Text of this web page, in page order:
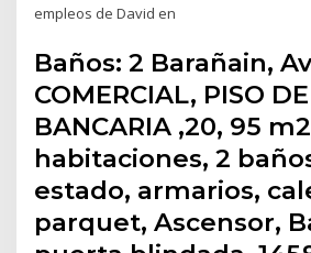
empleos de David en
Baños: 2 Barañain,
COMERCIAL, PISO
BANCARIA ,20, 95
habitaciones, 2
estado, armarios,
parquet, Ascensor,